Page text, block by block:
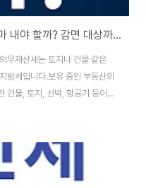
"2025 재산세 납부기간 총정리 얼마 내야 할까? 감면 대상까지!"
무재산세는 토지나 건물 같은
방세입니다.보유 중인 부동산의
건물, 토지, 선박, 항공기 등이
7월과 9월, 꼭 기억하세요!주택
31일 / 9월 16일 ~ 30일입니
?공시가격 × 공정시장가액비
택, 공시가격 3억 원)공정시장